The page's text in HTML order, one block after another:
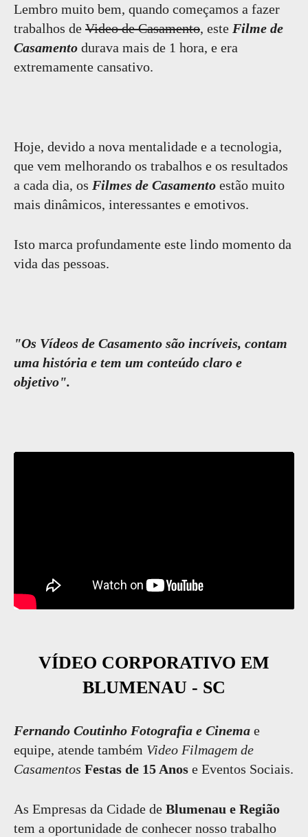
Lembro muito bem, quando começamos a fazer
trabalhos de Video de Casamento, este Filme de
Casamento durava mais de 1 hora, e era
extremamente cansativo.
Hoje, devido a nova mentalidade e a tecnologia,
que vem melhorando os trabalhos e os resultados
a cada dia, os Filmes de Casamento estão muito
mais dinâmicos, interessantes e emotivos.
Isto marca profundamente este lindo momento da
vida das pessoas.
"Os Vídeos de Casamento são incríveis, contam
uma história e tem um conteúdo claro e
objetivo".
VÍDEO CORPORATIVO EM
BLUMENAU - SC
Fernando Coutinho Fotografia e Cinema e
equipe, atende também Video Filmagem de
Casamentos Festas de 15 Anos e Eventos Sociais.
As Empresas da Cidade de Blumenau e Região
tem a oportunidade de conhecer nosso trabalho